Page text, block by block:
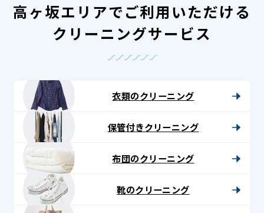
高ヶ坂エリアでご利用いただける
クリーニングサービス
衣類のクリーニング
保管付きクリーニング
布団のクリーニング
靴のクリーニング